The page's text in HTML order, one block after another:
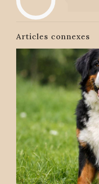
Articles connexes